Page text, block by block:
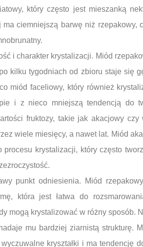
który często jest mieszanką
ciemniejszą barwę niż rzepakowy,
i charakter krystalizacji. Miód
kilku tygodniach od zbioru staje się
miód faceliowy, który również
i z nieco mniejszą tendencją do
fruktozy, takie jak akacjowy czy
wiele miesięcy, a nawet lat. Miód
procesu krystalizacji, który często
punkt odniesienia. Miód
która jest łatwa do
mogą krystalizować w różny sposób.
mu bardziej ziarnistą strukturę.
kryształki i ma tendencję